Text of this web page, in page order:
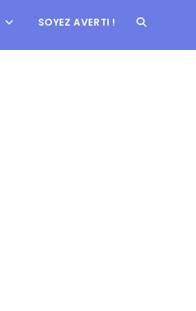
SOYEZ AVERTI !